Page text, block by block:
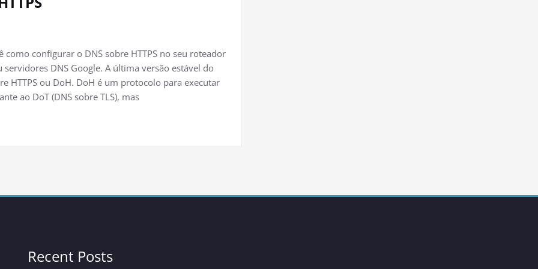
configurar o DNS sobre HTTPS no seu roteador
DNS Google. A última versão estável do
HTTPS ou DoH. DoH é um protocolo para executar
ao DoT (DNS sobre TLS), mas
Recent Posts